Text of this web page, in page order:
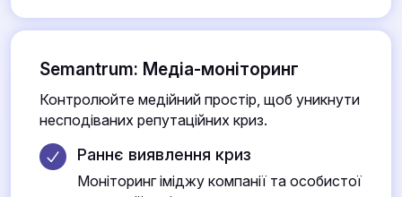
Semantrum: Медіа-моніторинг
Контролюйте медійний простір, щоб уникнути
несподіваних репутаційних криз.
Раннє виявлення криз
Моніторинг іміджу компанії та особистої